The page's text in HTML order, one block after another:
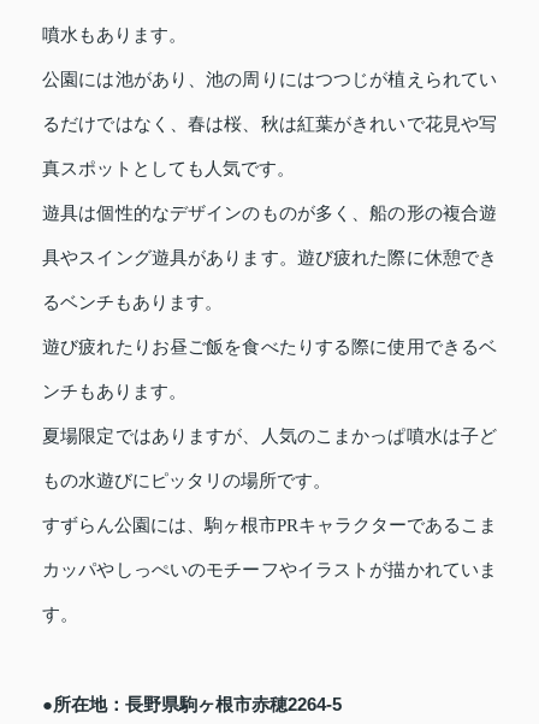
噴水もあります。
公園には池があり、池の周りにはつつじが植えられてい
るだけではなく、春は桜、秋は紅葉がきれいで花見や写
真スポットとしても人気です。
遊具は個性的なデザインのものが多く、船の形の複合遊
具やスイング遊具があります。遊び疲れた際に休憩でき
るベンチもあります。
遊び疲れたりお昼ご飯を食べたりする際に使用できるベ
ンチもあります。
夏場限定ではありますが、人気のこまかっぱ噴水は子ど
もの水遊びにピッタリの場所です。
すずらん公園には、駒ヶ根市PRキャラクターであるこま
カッパやしっぺいのモチーフやイラストが描かれていま
す。
●所在地：長野県駒ヶ根市赤穂2264-5